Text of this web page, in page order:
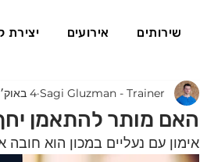
שירותים אירועים יצירת
האם מותר להתאמן
Sagi Gluzman - Trainer 4 באוק׳ 2023
אימון עם נעליים במכון הוא חובה